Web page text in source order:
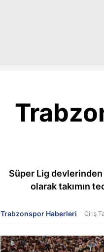
Süper Lig
olarak takımın
Trabzonspor Haberleri Giriş